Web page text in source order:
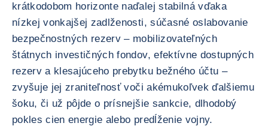
krátkodobom horizonte naďalej stabilná vďaka
nízkej vonkajšej zadlženosti, súčasné oslabovanie
bezpečnostných rezerv – mobilizovateľných
štátnych investičných fondov, efektívne dostupných
rezerv a klesajúceho prebytku bežného účtu –
zvyšuje jej zraniteľnosť voči akémukoľvek ďalšiemu
šoku, či už pôjde o prísnejšie sankcie, dlhodobý
pokles cien energie alebo predĺženie vojny.